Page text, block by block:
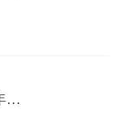
山推股份2022年度社会责任报告